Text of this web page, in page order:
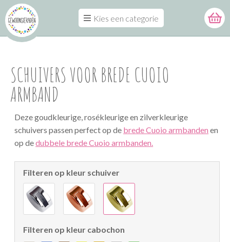
Kies een categorie
SCHUIVERS VOOR BREDE CUOIO
ARMBAND
Deze goudkleurige, rosékleurige en zilverkleurige
schuivers passen perfect op de brede Cuoio armbanden en
op dedubbele brede Cuoio armbanden.
Filteren op kleur schuiver
Filteren op kleur cabochon